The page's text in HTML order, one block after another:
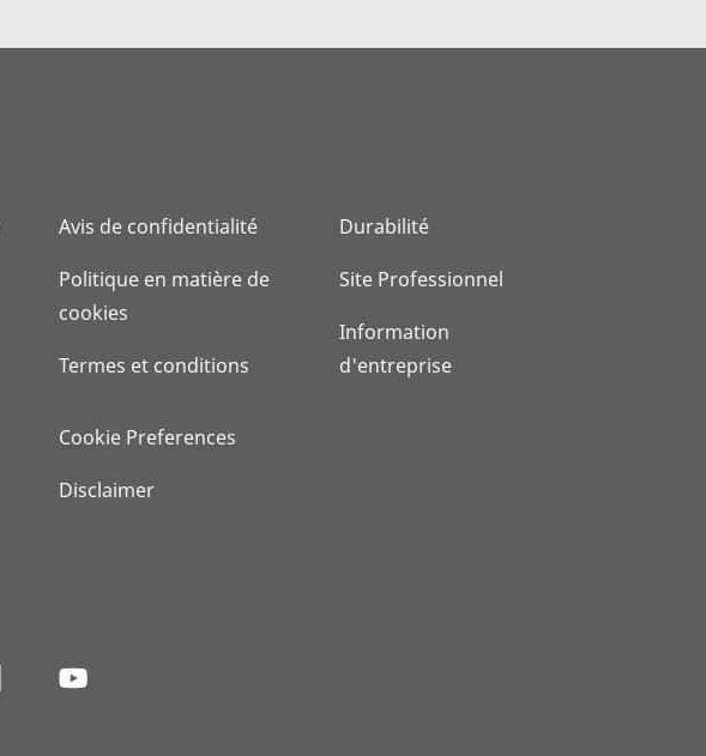
Avis de confidentialité
Politique en matière de
cookies
Termes et conditions
Cookie Preferences
Disclaimer
Durabilité
Site Professionnel
Information
d'entreprise